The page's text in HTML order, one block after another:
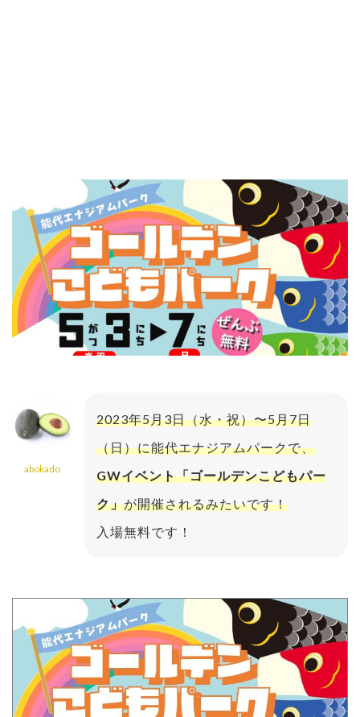
abokado
2023年5月3日（水・祝）〜5月7日
（日）に能代エナジアムパークで、
GWイベント「ゴールデンこどもパー
ク」が開催されるみたいです！
入場無料です！